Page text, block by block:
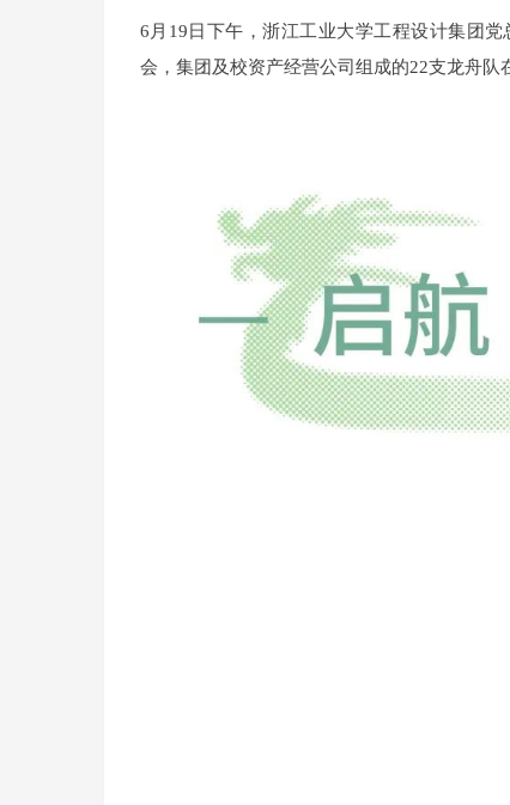
6月19日下午，浙江工业大学工程设计集团
会，集团及校资产经营公司组成的22支龙舟队